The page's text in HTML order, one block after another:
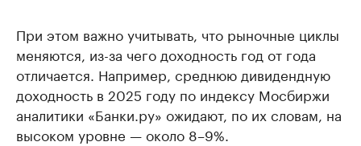
При этом важно учитывать, что рыночные циклы
меняются, из-за чего доходность год от года
отличается. Например, среднюю дивидендную
доходность в 2025 году по индексу Мосбиржи
аналитики «Банки.ру» ожидают, по их словам, на
высоком уровне — около 8–9%.